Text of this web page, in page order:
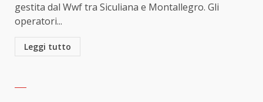
gestita dal Wwf tra Siculiana e Montallegro. Gli
operatori...
Leggi tutto